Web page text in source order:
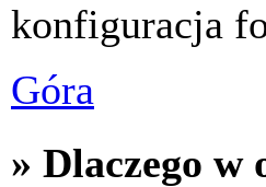
konfiguracja
Góra
» Dlaczego w